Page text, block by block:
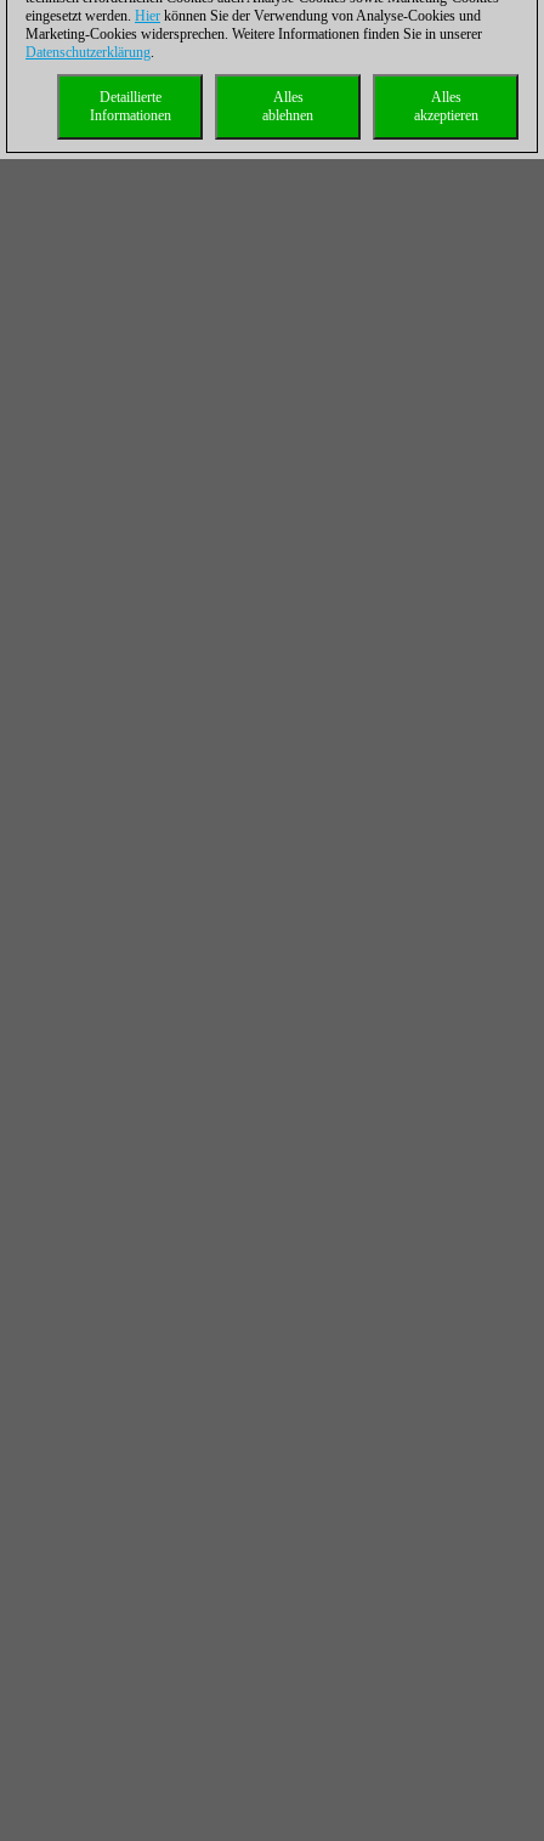
eingesetzt werden. Hier können Sie der Verwendung von Analyse-Cookies und
Marketing-Cookies widersprechen. Weitere Informationen finden Sie in unserer
Datenschutzerklärung.
Alles
akzeptieren
Alles
ablehnen
Detaillierte
Informationen